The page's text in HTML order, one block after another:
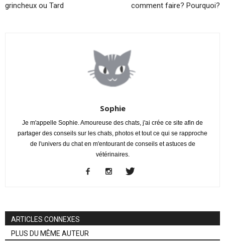
grincheux ou Tard
comment faire? Pourquoi?
Sophie
Je m'appelle Sophie. Amoureuse des chats, j'ai crée ce site afin de
partager des conseils sur les chats, photos et tout ce qui se rapproche
de l'univers du chat en m'entourant de conseils et astuces de
vétérinaires.
ARTICLES CONNEXES
PLUS DU MÊME AUTEUR